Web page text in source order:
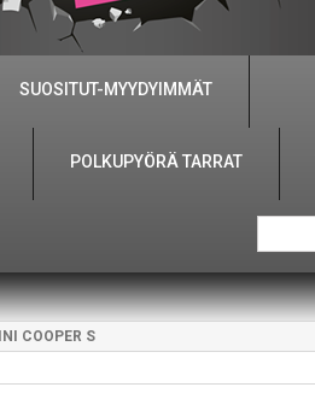
SUOSITUT-MYYDYIMMÄT
POLKUPYÖRÄ TARRAT
COOPER S